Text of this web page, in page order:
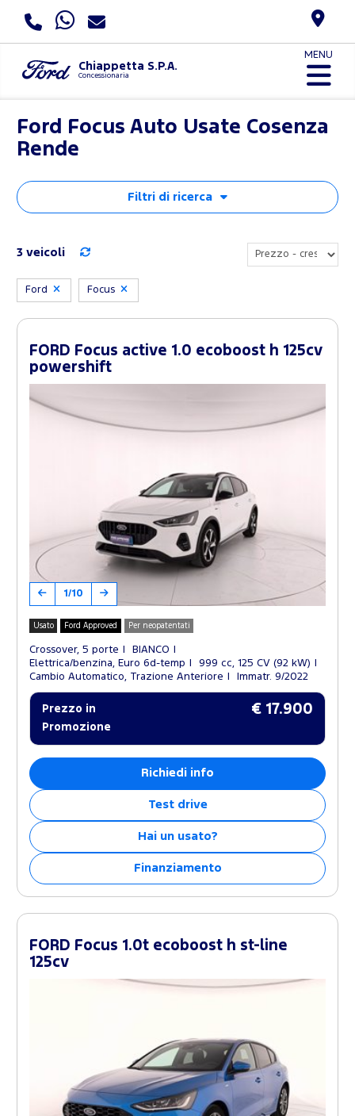
Chiappetta S.P.A.
Concessionaria
MENU
Ford Focus Auto Usate Cosenza
Rende
Filtri di ricerca
3 veicoli
Ford Focus
FORD Focus active 1.0 ecoboost h 125cv
powershift
1/10
Usato Ford Approved Per neopatentati
Crossover, 5 porte
BIANCO
Elettrica/benzina, Euro 6d-temp
999 cc, 125 CV (92 kW)
Cambio Automatico, Trazione Anteriore
Immatr. 9/2022
Prezzo in
Promozione
€ 17.900
Richiedi info
Test drive
Hai un usato?
Finanziamento
FORD Focus 1.0t ecoboost h st-line
125cv